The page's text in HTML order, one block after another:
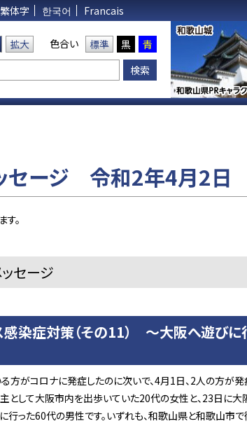
繁体字 한국어 Francais
拡大 色合い 標準 黒 青
セージ 令和2年4月2日
。
セージ
染症対策（その11） ～大阪へ遊びに
がコロナに発症したのに次いで、4月1日、2人の方が発
として大阪市内を出歩いていた20代の女性と、23日に大
行った60代の男性です。いずれも、和歌山県と和歌山市